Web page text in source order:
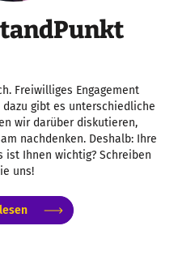
Freiwilliges Engagement
gibt es unterschiedliche
wir darüber diskutieren,
nachdenken. Deshalb: Ihre
ist Ihnen wichtig? Schreiben
uns!